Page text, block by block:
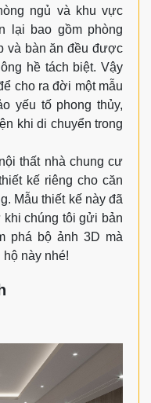
ngủ và khu vực
lại bao gồm phòng
và bàn ăn đều được
hề tách biệt. Vậy
cho ra đời một mẫu
yếu tố phong thủy,
khi di chuyển trong
thất nhà chung cư
kế riêng cho căn
Mẫu thiết kế này đã
chúng tôi gửi bản
phá bộ ảnh 3D mà
này nhé!